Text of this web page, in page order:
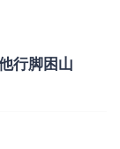
行脚困山